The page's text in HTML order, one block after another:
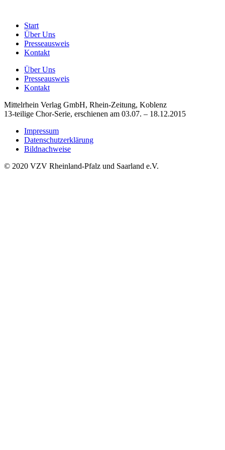
Start
Über Uns
Presseausweis
Kontakt
Über Uns
Presseausweis
Kontakt
Mittelrhein Verlag GmbH, Rhein-Zeitung, Koblenz
13-teilige Chor-Serie, erschienen am 03.07. – 18.12.2015
Impressum
Datenschutzerklärung
Bildnachweise
© 2020 VZV Rheinland-Pfalz und Saarland e.V.